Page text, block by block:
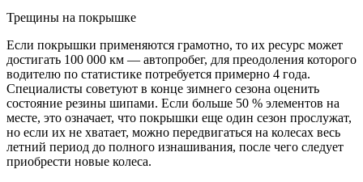
Трещины на покрышке
Если покрышки применяются грамотно, то их ресурс может
достигать 100 000 км — автопробег, для преодоления которого
водителю по статистике потребуется примерно 4 года.
Специалисты советуют в конце зимнего сезона оценить
состояние резины шипами. Если больше 50 % элементов на
месте, это означает, что покрышки еще один сезон прослужат,
но если их не хватает, можно передвигаться на колесах весь
летний период до полного изнашивания, после чего следует
приобрести новые колеса.